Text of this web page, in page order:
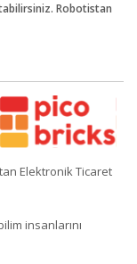
Robotistan
Elektronik Ticaret
insanlarını